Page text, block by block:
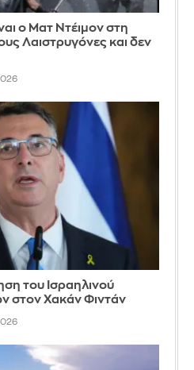
ο Ματ Ντέιμον στη
Λαιστρυγόνες και δεν
του Ισραηλινού
στον Χακάν Φιντάν